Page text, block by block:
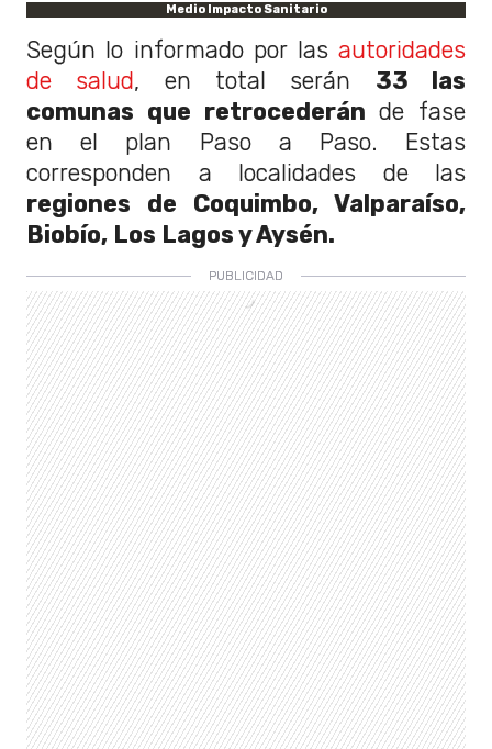
Medio Impacto Sanitario
Según lo informado por las autoridades
de salud, en total serán 33 las
comunas que retrocederán de fase
en el plan Paso a Paso. Estas
corresponden a localidades de las
regiones de Coquimbo, Valparaíso,
Biobío, Los Lagos y Aysén.